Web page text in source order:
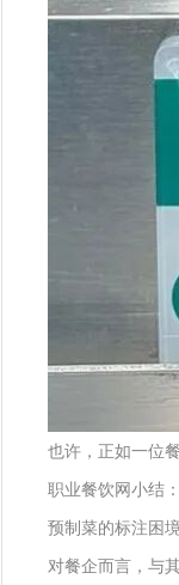
也许，正如一位
职业餐饮网小结：
预制菜的标注困
对餐企而言，与